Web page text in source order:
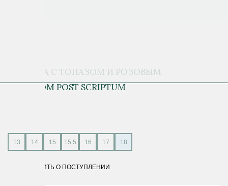
ПЕЧАТКА С ТОПАЗОМ И РОЗОВЫМ
ЗОЛОТОМ POST SCRIPTUM
13 14 15 15.5 16 17 18
СООБЩИТЬ О ПОСТУПЛЕНИИ